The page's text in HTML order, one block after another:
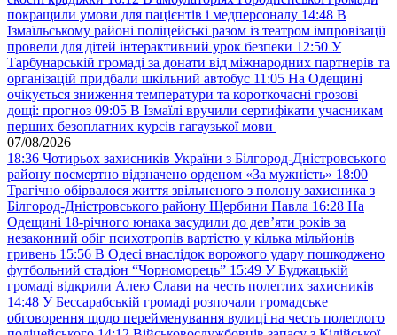
покращили умови для пацієнтів і медперсоналу 14:48 В
Ізмаїльському районі поліцейські разом із театром імпровізації
провели для дітей інтерактивний урок безпеки 12:50 У
Тарбунарській громаді за донати від міжнародних партнерів та
організацій придбали шкільний автобус 11:05 На Одещині
очікується зниження температури та короткочасні грозові
дощі: прогноз 09:05 В Ізмаїлі вручили сертифікати учасникам
перших безоплатних курсів гагаузької мови
07/08/2026
18:36 Чотирьох захисників України з Білгород-Дністровського
району посмертно відзначено орденом «За мужність» 18:00
Трагічно обірвалося життя звільненого з полону захисника з
Білгород-Дністровського району Щербини Павла 16:28 На
Одещині 18-річного юнака засудили до дев’яти років за
незаконний обіг психотропів вартістю у кілька мільйонів
гривень 15:56 В Одесі внаслідок ворожого удару пошкоджено
футбольний стадіон “Чорноморець” 15:49 У Буджацькій
громаді відкрили Алею Слави на честь полеглих захисників
14:48 У Бессарабській громаді розпочали громадське
обговорення щодо перейменування вулиці на честь полеглого